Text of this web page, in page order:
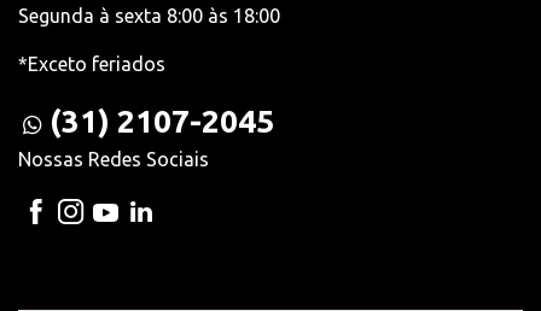
Segunda à sexta 8:00 às 18:00
*Exceto feriados
(31) 2107-2045
Nossas Redes Sociais